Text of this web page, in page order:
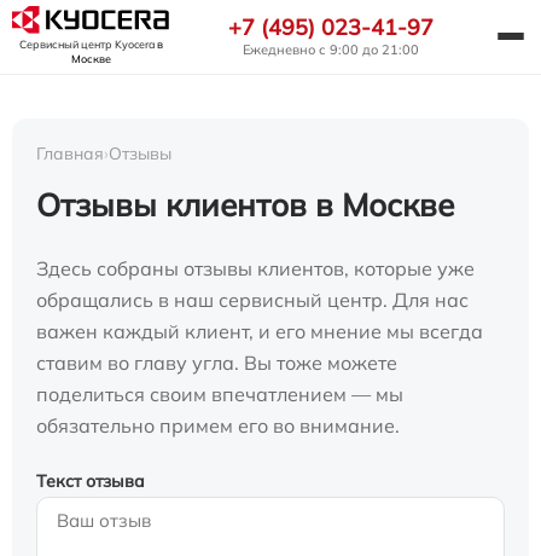
Сервисный центр Kyoceraв
Москве
+7 (495) 023-41-97
Ежедневно с 9:00 до 21:00
Главная›Отзывы
Отзывы клиентов в Москве
Здесь собраны отзывы клиентов, которые уже
обращались в наш сервисный центр. Для нас
важен каждый клиент, и его мнение мы всегда
ставим во главу угла. Вы тоже можете
поделиться своим впечатлением — мы
обязательно примем его во внимание.
Текст отзыва